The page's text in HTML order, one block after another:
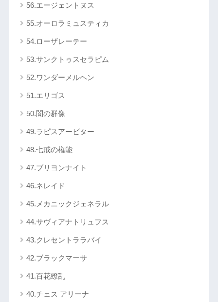
56.エージェントヌス
55.オーロラミュスティカ
54.ローザレーテー
53.サンクトゥスセラピム
52.ワンダーメルヘン
51.エリゴス
50.闇の群像
49.ラピスアービター
48.七戒の権能
47.ブリヨンナイト
46.ネレイド
45.メカニックジェネラル
44.サヴィアナトリュフス
43.クレセントララバイ
42.ブラックマーサ
41.百花繚乱
40.チェス アリーナ